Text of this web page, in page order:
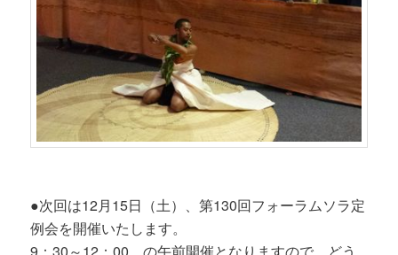
●次回は12月15日（土）、第130回フォーラムソラ定
例会を開催いたします。
9：30～12：00 の午前開催となりますので、どう